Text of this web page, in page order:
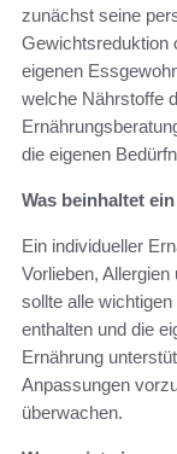
zunächst seine
Gewichtsreduktion
eigenen
welche Nährstoffe
die eigenen
Was beinhaltet
Ein individueller
Vorlieben,
sollte alle
enthalten und die
Ernährung
Anpassungen
überwachen.